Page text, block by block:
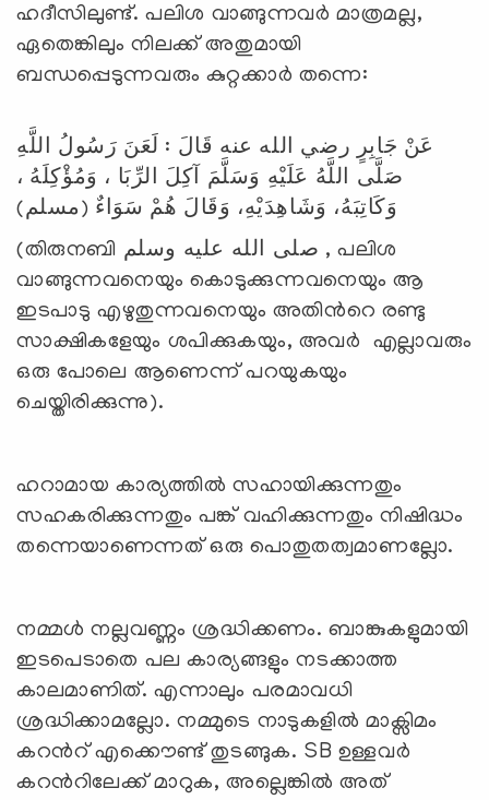
ഹദീസിലുണ്ട്. പലിശ വാങ്ങുന്നവര്‍ മാത്രമല്ല,
ഏതെങ്കിലും നിലക്ക് അതുമായി
ബന്ധപ്പെടുന്നവരും കുറ്റക്കാര്‍ തന്നെ:
عَنْ جَابِرٍ رضي الله عنه قَالَ : لَعَنَ رَسُولُ اللَّهِ
صَلَّى اللَّهُ عَلَيْهِ وَسَلَّمَ آكِلَ الرِّبَا ، وَمُؤْكِلَهُ ،
وَكَاتِبَهُ، وَشَاهِدَيْهِ، وَقَالَ هُمْ سَوَاءٌ (مسلم)
(തിരുനബി صلى الله عليه وسلم , പലിശ
വാങ്ങുന്നവനെയും കൊടുക്കുന്നവനെയും ആ
ഇടപാടു എഴുതുന്നവനെയും അതിന്‍റെ രണ്ടു
സാക്ഷികളേയും ശപിക്കുകയും, അവര്‍ എല്ലാവരും
ഒരു പോലെ ആണെന്ന് പറയുകയും
ചെയ്തിരിക്കുന്നു).
ഹറാമായ കാര്യത്തില്‍ സഹായിക്കുന്നതും
സഹകരിക്കുന്നതും പങ്ക് വഹിക്കുന്നതും നിഷിദ്ധം
തന്നെയാണെന്നത് ഒരു പൊതുതത്വമാണല്ലോ.
നമ്മള്‍ നല്ലവണ്ണം ശ്രദ്ധിക്കണം. ബാങ്കുകളുമായി
ഇടപെടാതെ പല കാര്യങ്ങളും നടക്കാത്ത
കാലമാണിത്. എന്നാലും പരമാവധി
ശ്രദ്ധിക്കാമല്ലോ. നമ്മുടെ നാടുകളില്‍ മാക്സിമം
കറന്‍റ് എക്കൌണ്ട് തുടങ്ങുക. SB ഉള്ളവര്‍
കറന്‍റിലേക്ക് മാറുക, അല്ലെങ്കില്‍ അത്